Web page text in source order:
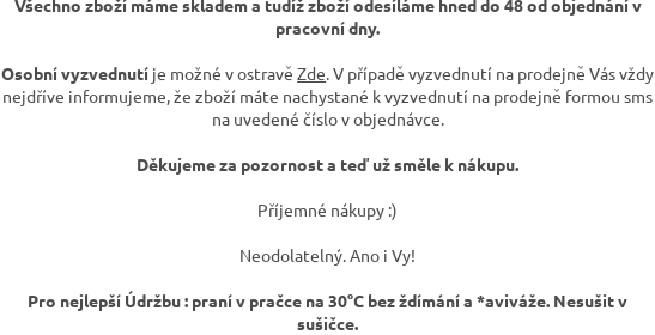
pracovní dny.
Osobní vyzvednutí je možné v ostravěZde . V případě vyzvednutí na prodejně Vás vždy
nejdříve informujeme, že zboží máte nachystané k vyzvednutí na prodejně formou sms
na uvedené číslo v objednávce.
Děkujeme za pozornost a teď už směle k nákupu.
Příjemné nákupy :)
Neodolatelný. Ano i Vy!
Pro nejlepší Údržbu : praní v pračce na 30°C bez ždímání a *aviváže. Nesušit v
sušičce.